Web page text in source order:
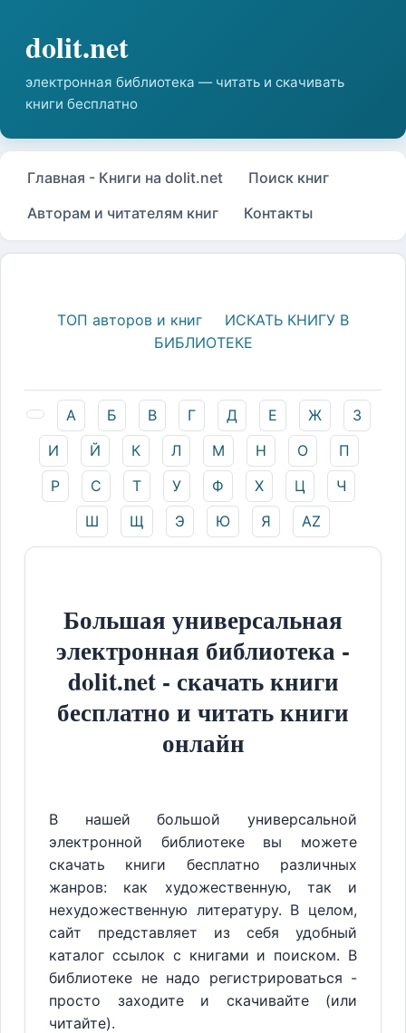
Главная - Книги на dolit.net
Поиск книг
Авторам и читателям книг
Контакты
ТОП авторов и книг
ИСКАТЬ КНИГУ В
БИБЛИОТЕКЕ
А Б В Г Д Е Ж
З
И
Й К Л М Н О
П
Р
С Т У Ф Х Ц
Ч
Ш
Щ Э Ю Я AZ
Большая универсальная
электронная библиотека -
dolit.net - скачать книги
бесплатно и читать книги
онлайн
В нашей большой универсальной
электронной библиотеке вы можете
скачать книги бесплатно различных
жанров: как художественную, так и
нехудожественную литературу. В целом,
сайт представляет из себя удобный
каталог ссылок с книгами и поиском. В
библиотеке не надо регистрироваться -
просто заходите и скачивайте (или
читайте).